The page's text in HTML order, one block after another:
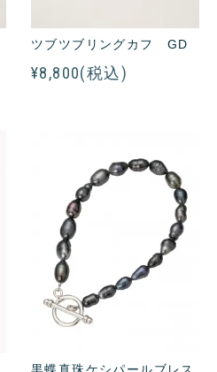
ツブツブリングカフ GD
¥8,800(税込)
黒蝶真珠ケシパールブレス